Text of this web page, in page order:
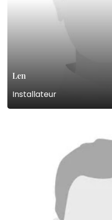
Len
Installateur